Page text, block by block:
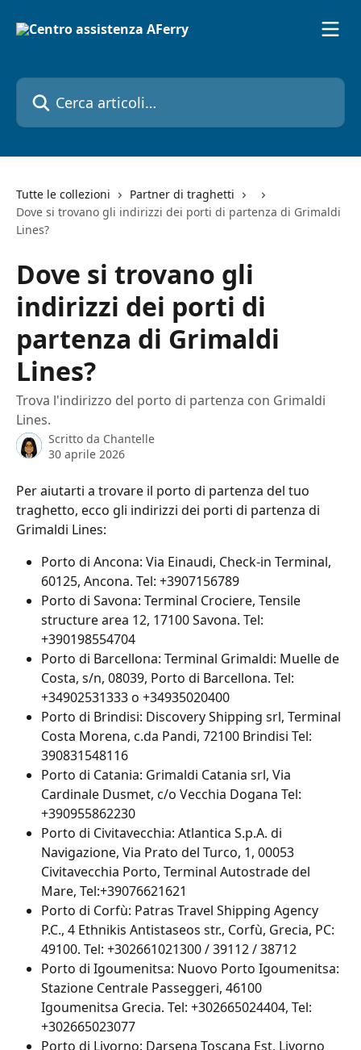
Cerca articoli…
Tutte le collezioni
Partner di traghetti
Dove si trovano gli indirizzi dei porti di partenza di Grimaldi
Lines?
Dove si trovano gli
indirizzi dei porti di
partenza di Grimaldi
Lines?
Trova l'indirizzo del porto di partenza con Grimaldi
Lines.
Scritto da Chantelle
30 aprile 2026
Per aiutarti a trovare il porto di partenza del tuo
traghetto, ecco gli indirizzi dei porti di partenza di
Grimaldi Lines:
Porto di Ancona: Via Einaudi, Check-in Terminal,
60125, Ancona. Tel: +3907156789
Porto di Savona: Terminal Crociere, Tensile
structure area 12, 17100 Savona. Tel:
+390198554704
Porto di Barcellona: Terminal Grimaldi: Muelle de
Costa, s/n, 08039, Porto di Barcellona. Tel:
+34902531333 o +34935020400
Porto di Brindisi: Discovery Shipping srl, Terminal
Costa Morena, c.da Pandi, 72100 Brindisi Tel:
390831548116
Porto di Catania: Grimaldi Catania srl, Via
Cardinale Dusmet, c/o Vecchia Dogana Tel:
+390955862230
Porto di Civitavecchia: Atlantica S.p.A. di
Navigazione, Via Prato del Turco, 1, 00053
Civitavecchia Porto, Terminal Autostrade del
Mare, Tel:+39076621621
Porto di Corfù: Patras Travel Shipping Agency
P.C., 4 Ethnikis Antistaseos str., Corfù, Grecia, PC:
49100. Tel: +302661021300 / 39112 / 38712
Porto di Igoumenitsa: Nuovo Porto Igoumenitsa:
Stazione Centrale Passeggeri, 46100
Igoumenitsa Grecia. Tel: +302665024404, Tel:
+302665023077
Porto di Livorno: Darsena Toscana Est, Livorno